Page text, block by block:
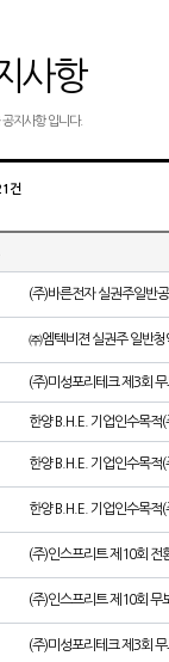
사항
공지사항 입니다.
건
(주)바른전자 실권주일반
㈜엠텍비젼 실권주 일반청
(주)미성포리테크 제3회
한양 B.H.E. 기업인수목적
한양 B.H.E. 기업인수목
한양 B.H.E. 기업인수목적
(주)인스프리트 제10회 전
(주)인스프리트 제10회 무
(주)미성포리테크 제3회